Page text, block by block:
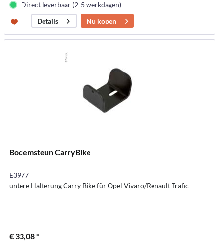
Direct leverbaar (2-5 werkdagen)
Details
Nu kopen
Bodemsteun CarryBike
E3977
untere Halterung Carry Bike für Opel Vivaro/Renault Trafic
€ 33,08 *